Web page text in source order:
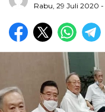
Rabu, 29 Juli 2020 -